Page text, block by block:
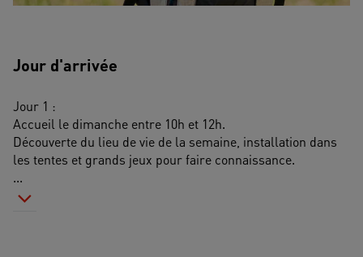
Jour d'arrivée
Jour 1 :
Accueil le dimanche entre 10h et 12h.
Découverte du lieu de vie de la semaine, installation dans
les tentes et grands jeux pour faire connaissance.
...